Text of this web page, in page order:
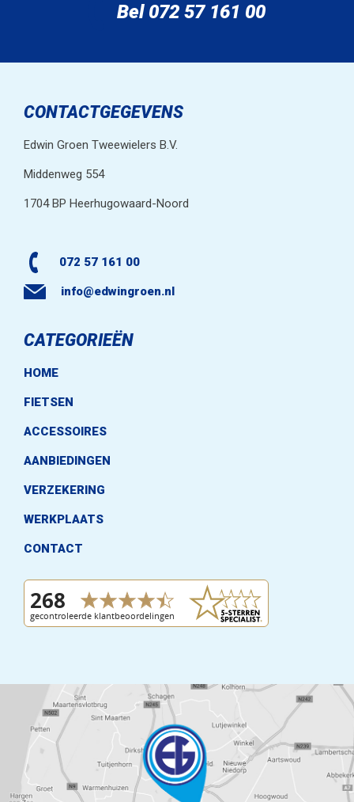
Bel 072 57 161 00
CONTACTGEGEVENS
Edwin Groen Tweewielers B.V.
Middenweg 554
1704 BP Heerhugowaard-Noord
072 57 161 00
info@edwingroen.nl
CATEGORIEËN
HOME
FIETSEN
ACCESSOIRES
AANBIEDINGEN
VERZEKERING
WERKPLAATS
CONTACT